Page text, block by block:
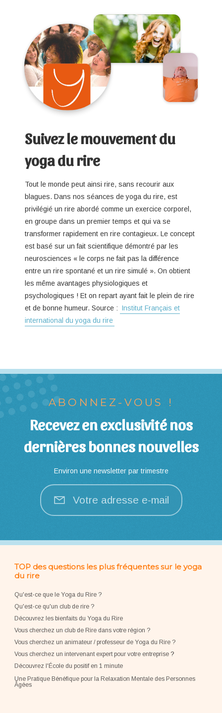
Suivez le mouvement du
yoga du rire
Tout le monde peut ainsi rire, sans recourir aux
blagues. Dans nos séances de yoga du rire, est
privilégié un rire abordé comme un exercice corporel,
en groupe dans un premier temps et qui va se
transformer rapidement en rire contagieux. Le concept
est basé sur un fait scientifique démontré par les
neurosciences « le corps ne fait pas la différence
entre un rire spontané et un rire simulé ». On obtient
les même avantages physiologiques et
psychologiques ! Et on repart ayant fait le plein de rire
et de bonne humeur. Source : Institut Français et
international du yoga du rire
ABONNEZ-VOUS !
Recevez en exclusivité nos
dernières bonnes nouvelles
Environ une newsletter par trimestre
Votre adresse e-mail
TOP des questions les plus fréquentes sur le yoga
du rire
Qu'est-ce que le Yoga du Rire ?
Qu'est-ce qu'un club de rire ?
Découvrez les bienfaits du Yoga du Rire
Vous cherchez un club de Rire dans votre région ?
Vous cherchez un animateur / professeur de Yoga du Rire ?
Vous cherchez un intervenant expert pour votre entreprise?
Découvrez l'École du positif en 1 minute
Une Pratique Bénéfique pour la Relaxation Mentale des Personnes
Âgées